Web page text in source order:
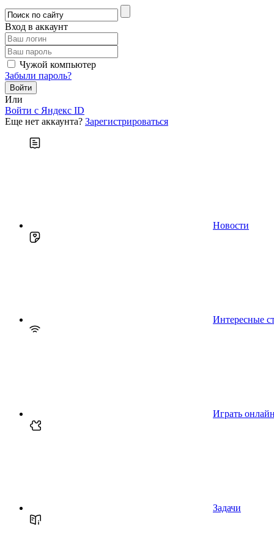
Вход в аккаунт
Чужой компьютер
Забыли пароль?
Или
Войти c Яндекс ID
Еще нет аккаунта? Зарегистрироваться
Новости
Интересные
Играть онлайн
Задачи